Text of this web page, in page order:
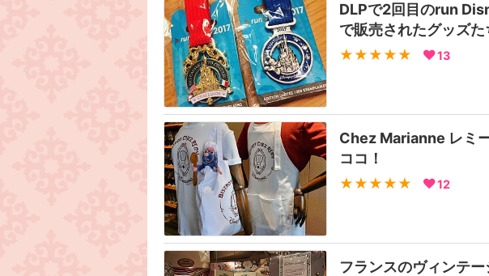
DLPで2回目のrun
で販売されたグッズた
★★★★★ 13
Chez Marianne レミ
ココ！
★★★★★ 12
フランスのヴィンテー